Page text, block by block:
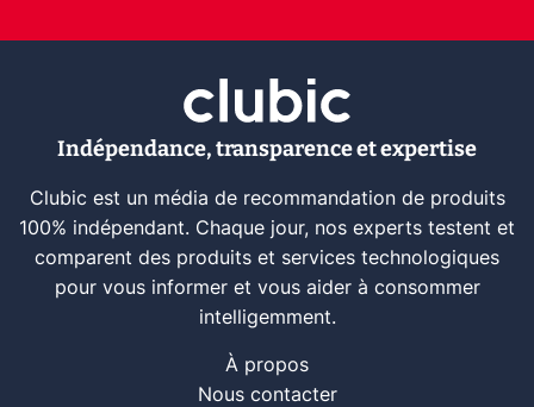
Indépendance, transparence et expertise
Clubic est un média de recommandation de produits
100% indépendant. Chaque jour, nos experts testent et
comparent des produits et services technologiques
pour vous informer et vous aider à consommer
intelligemment.
À propos
Nous contacter